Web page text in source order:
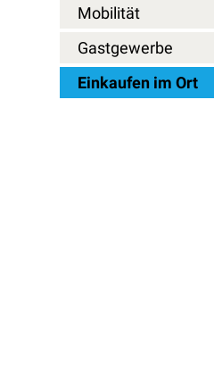
Mobilität
Gastgewerbe
Einkaufen im Ort